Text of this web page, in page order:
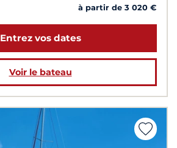
à partir de 3 020 €
Entrez vos dates
Voir le bateau